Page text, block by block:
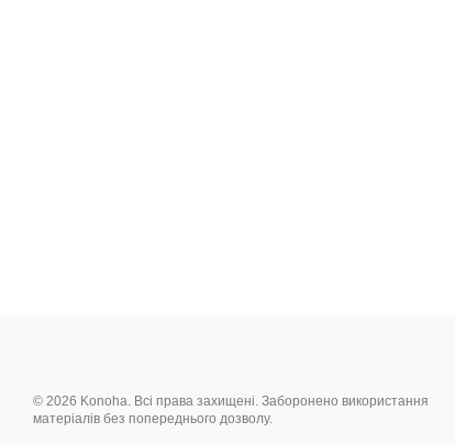
© 2026 Konoha. Всі права захищені. Заборонено використання
матеріалів без попереднього дозволу.